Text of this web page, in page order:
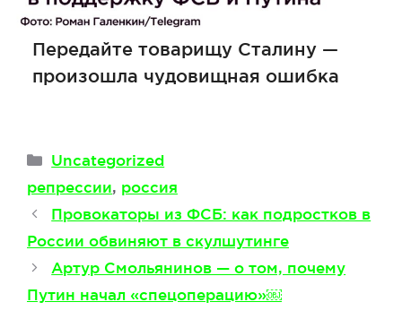
Передайте товарищу Сталину —
произошла чудовищная ошибка
Рубрики
Uncategorized
Метки
репрессии, россия
Провокаторы из ФСБ: как подростков в
России обвиняют в скулшутинге
Артур Смольянинов — о том, почему
Путин начал «спецоперацию»￼